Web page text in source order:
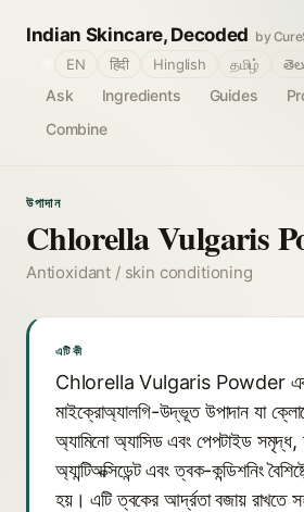
Indian Skincare, Decoded by
Ask Ingredients Guides
Combine
EN हिंदी Hinglish தமிழ்
উপাদান
Chlorella Vulgaris
Antioxidant / skin conditioning
এটি কী
Chlorella Vulgaris Powder
মাইক্রোঅ্যালগি-উদ্ভূত উপাদান যা
অ্যামিনো অ্যাসিড এবং পেপটাইড সমৃদ্ধ,
অ্যান্টিঅক্সিডেন্ট এবং ত্বক-কন্ডিশনিং
হয়। এটি ত্বকের আর্দ্রতা বজায় রাখতে